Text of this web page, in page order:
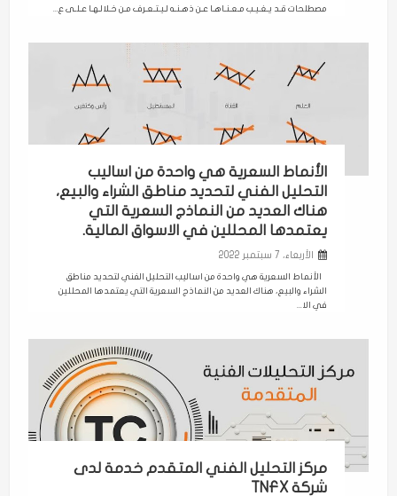
مصطلحات قـد يـغـيـب مـعـنـاهـا عـن ذهـنـه لـيـتـعـرف مـن خـلالـهـا عـلـى ع...
الأنماط السعرية هي واحدة من اساليب
التحليل الفني لتحديد مناطق الشراء والبيع،
هناك العديد من النماذج السعرية التي
يعتمدها المحللين في الاسواق المالية.
الأربعاء، 7 سبتمبر 2022
الأنماط السعرية هي واحدة من اساليب التحليل الفني لتحديد مناطق
الشراء والبيع، هناك العديد من النماذج السعرية التي يعتمدها المحللين
في الا...
مركز التحليل الفني المتقدم خدمة لدى
شركة TNFX